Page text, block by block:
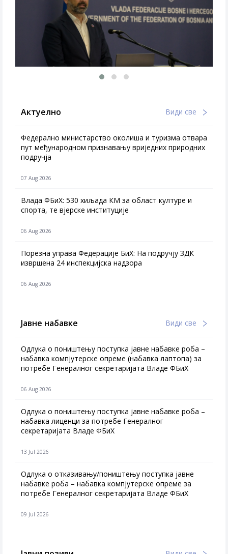
Актуелно Види све
Федерално министарство околиша и туризма отвара
пут међународном признавању вриједних природних
подручја
07 Aug 2026
Влада ФБиХ: 530 хиљада КМ за област културе и
спорта, те вјерске институције
06 Aug 2026
Порезна управа Федерације БиХ: На подручју ЗДК
извршена 24 инспекцијска надзора
06 Aug 2026
Јавне набавке Види све
Одлука о поништењу поступка јавне набавке роба –
набавка компјутерске опреме (набавка лаптопа) за
потребе Генералног секретаријата Владе ФБиХ
06 Aug 2026
Одлука о поништењу поступка јавне набавке роба –
набавка лиценци за потребе Генералног
секретаријата Владе ФБиХ
13 Jul 2026
Одлука о отказивању/поништењу поступка јавне
набавке роба – набавка компјутерске опреме за
потребе Генералног секретаријата Владе ФБиХ
09 Jul 2026